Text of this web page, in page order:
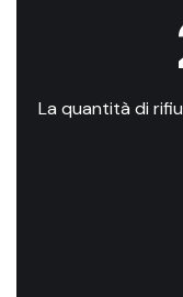
La quantità di